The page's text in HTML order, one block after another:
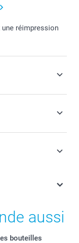
une réimpression
TVA incluse et
aussi
bouteilles